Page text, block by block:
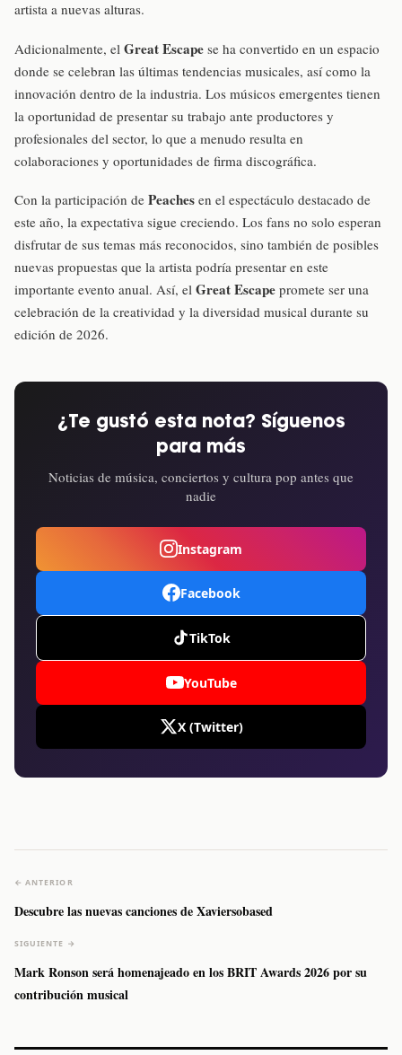
artista a nuevas alturas.
Adicionalmente, el Great Escape se ha convertido en un espacio
donde se celebran las últimas tendencias musicales, así como la
innovación dentro de la industria. Los músicos emergentes tienen
la oportunidad de presentar su trabajo ante productores y
profesionales del sector, lo que a menudo resulta en
colaboraciones y oportunidades de firma discográfica.
Con la participación de Peaches en el espectáculo destacado de
este año, la expectativa sigue creciendo. Los fans no solo esperan
disfrutar de sus temas más reconocidos, sino también de posibles
nuevas propuestas que la artista podría presentar en este
importante evento anual. Así, el Great Escape promete ser una
celebración de la creatividad y la diversidad musical durante su
edición de 2026.
¿Te gustó esta nota? Síguenos
para más
Noticias de música, conciertos y cultura pop antes que
nadie
Instagram
Facebook
TikTok
YouTube
X (Twitter)
← ANTERIOR
Descubre las nuevas canciones de Xaviersobased
SIGUIENTE →
Mark Ronson será homenajeado en los BRIT Awards 2026 por su
contribución musical